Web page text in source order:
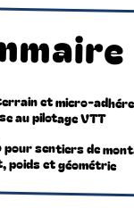
et micro-
au pilotage VTT
pour sentiers de
poids et géométrie